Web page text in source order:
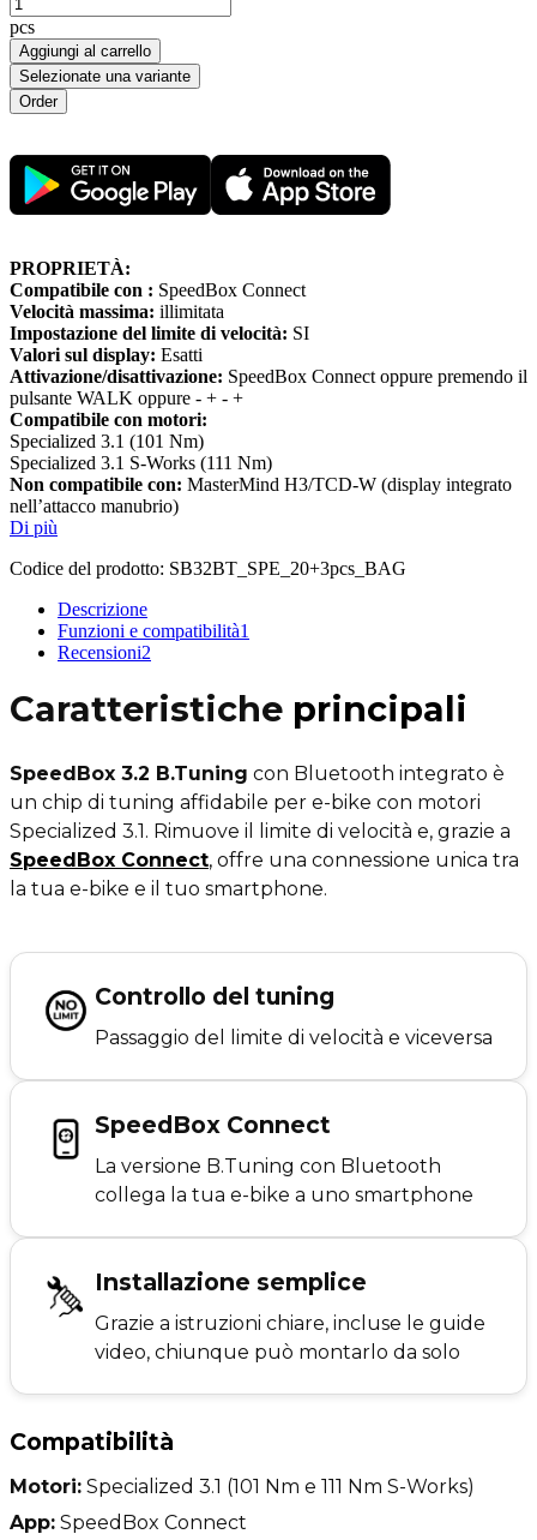
pcs
Aggiungi al carrello
Selezionate una variante
PROPRIETÀ:
Compatibile con : SpeedBox Connect
Velocità massima: illimitata
Impostazione del limite di velocità: SI
Valori sul display: Esatti
Attivazione/disattivazione: SpeedBox Connect oppure premendo il
pulsante WALK oppure - + - +
Compatibile con motori:
Specialized 3.1 (101 Nm)
Specialized 3.1 S-Works (111 Nm)
Non compatibile con: MasterMind H3/TCD-W (display integrato
nell’attacco manubrio)
Di più
Codice del prodotto: SB32BT_SPE_20+3pcs_BAG
Descrizione
Funzioni e compatibilità1
Recensioni2
Caratteristiche principali
SpeedBox 3.2 B.Tuning con Bluetooth integrato è
un chip di tuning affidabile per e-bike con motori
Specialized 3.1. Rimuove il limite di velocità e, grazie a
SpeedBox Connect, offre una connessione unica tra
la tua e-bike e il tuo smartphone.
Controllo del tuning
Passaggio del limite di velocità e viceversa
SpeedBox Connect
La versione B.Tuning con Bluetooth
collega la tua e-bike a uno smartphone
Installazione semplice
Grazie a istruzioni chiare, incluse le guide
video, chiunque può montarlo da solo
Compatibilità
Motori: Specialized 3.1 (101 Nm e 111 Nm S-Works)
App: SpeedBox Connect